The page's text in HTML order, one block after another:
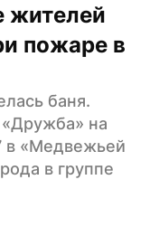
жителей
пожаре в
баня.
на
в «Медвежьей
в группе